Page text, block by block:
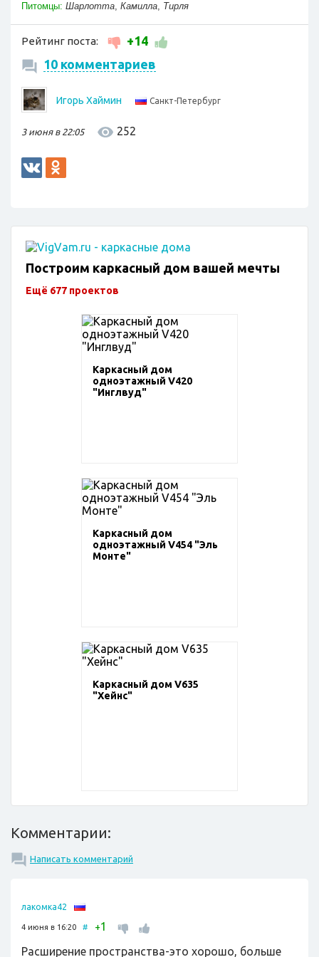
Питомцы: Шарлотта, Камилла, Тирля
Рейтинг поста:
+14
10 комментариев
Игорь Хаймин Санкт-Петербург
3 июня в 22:05 252
Построим каркасный дом вашей мечты
Ещё 677 проектов
Каркасный дом
одноэтажный V420
"Инглвуд"
Каркасный дом
одноэтажный V454 "Эль
Монте"
Каркасный дом V635
"Хейнс"
Комментарии:
Написать комментарий
лакомка42
4 июня в 16:20 # +1
Расширение пространства-это хорошо, больше